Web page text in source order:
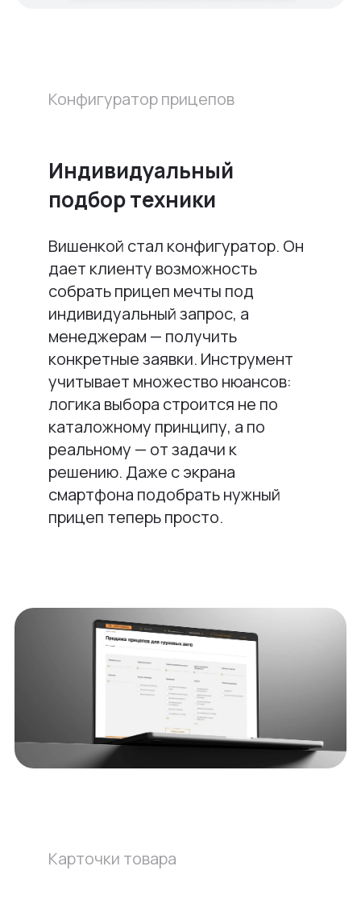
Конфигуратор прицепов
Индивидуальный
подбор техники
Вишенкой стал конфигуратор. Он
дает клиенту возможность
собрать прицеп мечты под
индивидуальный запрос, а
менеджерам — получить
конкретные заявки. Инструмент
учитывает множество нюансов:
логика выбора строится не по
каталожному принципу, а по
реальному — от задачи к
решению. Даже с экрана
смартфона подобрать нужный
прицеп теперь просто.
Карточки товара